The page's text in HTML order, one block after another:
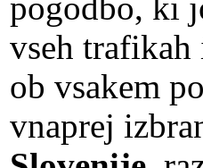
pogodbo, ki
vseh
ob vsakem
vnaprej